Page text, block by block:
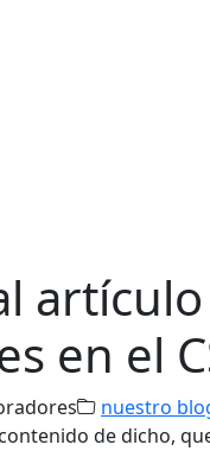
en el
nuestro
de dicho,